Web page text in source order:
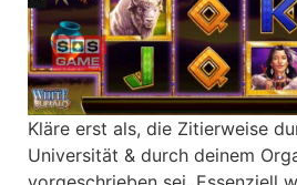
Kläre erst als, die Zitierweise
Universität & durch deinem